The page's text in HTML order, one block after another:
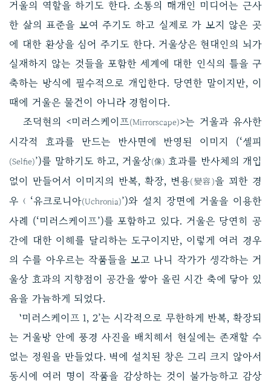
거울의 역할을 하기도 한다. 소통의 매개인 미디어는 근사
한 삶의 표준을 보여 주기도 하고 실제로 가 보지 않은 곳
에 대한 환상을 심어 주기도 한다. 거울상은 현대인의 뇌가
실재하지 않는 것들을 포함한 세계에 대한 인식의 틀을 구
축하는 방식에 필수적으로 개입한다. 당연한 말이지만, 이
때에 거울은 물건이 아니라 경험이다.
조덕현의 <미러스케이프(Mirrorscape)>는 거울과 유사한
시각적 효과를 만드는 반사면에 반영된 이미지 (‘셀피
(Selfie)’)를 말하기도 하고, 거울상(像) 효과를 반사체의 개입
없이 만들어서 이미지의 반복, 확장, 변용(變容)을 꾀한 경
우﹙‘유크로니아(Uchronia)’)와 설치 장면에 거울을 이용한
사례 (‘미러스케이프’)를 포함하고 있다. 거울은 당연히 공
간에 대한 이해를 달리하는 도구이지만, 이렇게 여러 경우
의 수를 아우르는 작품들을 보고 나니 작가가 생각하는 거
울상 효과의 지향점이 공간을 쌓아 올린 시간 축에 닿아 있
음을 가늠하게 되었다.
‛미러스케이프 1, 2’는 시각적으로 무한하게 반복, 확장되
는 거울방 안에 풍경 사진을 배치해서 현실에는 존재할 수
없는 정원을 만들었다. 벽에 설치된 창은 그리 크지 않아서
동시에 여러 명이 작품을 감상하는 것이 불가능하고 감상